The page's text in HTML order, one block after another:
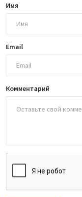
Имя
Email
Комментарий